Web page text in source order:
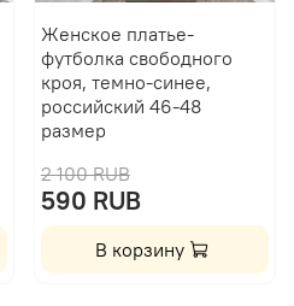
Женское платье-
футболка свободного
кроя, темно-синее,
российский 46-48
размер
2 100 RUB
590 RUB
В корзину